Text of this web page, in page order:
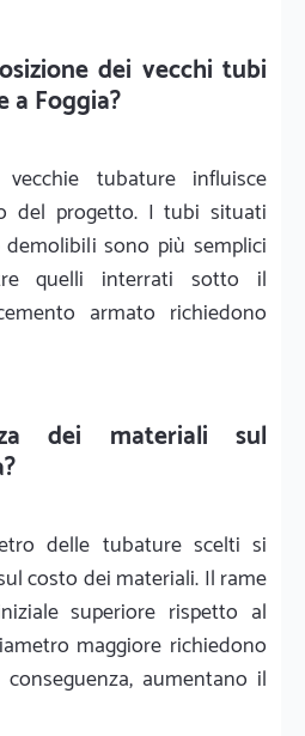
dei vecchi tubi
a Foggia?
tubature influisce
del progetto. I tubi situati
sono più semplici
quelli interrati sotto il
armato richiedono
dei materiali sul
delle tubature scelti si
costo dei materiali. Il rame
superiore rispetto al
maggiore richiedono
aumentano il